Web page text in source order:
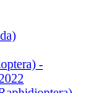
-